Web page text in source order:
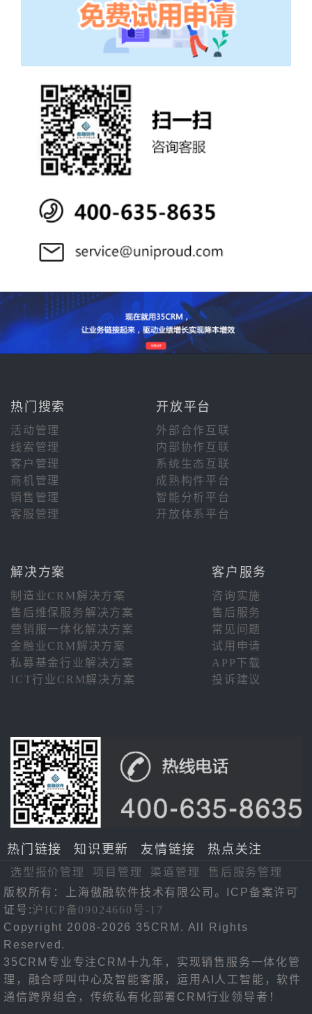
热门搜索 开放平台
活动管理
外部合作互联
线索管理
内部协作互联
客户管理
系统生态互联
商机管理
成熟构件平台
销售管理
智能分析平台
客服管理
开放体系平台
解决方案 客户服务
制造业CRM解决方案
咨询实施
售后维保服务解决方案
售后服务
营销服一体化解决方案
常见问题
金融业CRM解决方案
试用申请
私募基金行业解决方案
APP下载
ICT行业CRM解决方案
投诉建议
热门链接 知识更新 友情链接 热点关注
选型报价管理 项目管理 渠道管理
售后服务管理
版权所有：上海傲融软件技术有限公司。ICP备案许可
证号:沪ICP备09024660号-17
Copyright 2008-2026 35CRM. All Rights
Reserved.
35CRM专业专注CRM十九年，实现销售服务一体化管
理，融合呼叫中心及智能客服，运用AI人工智能，软件
通信跨界组合，传统私有化部署CRM行业领导者！